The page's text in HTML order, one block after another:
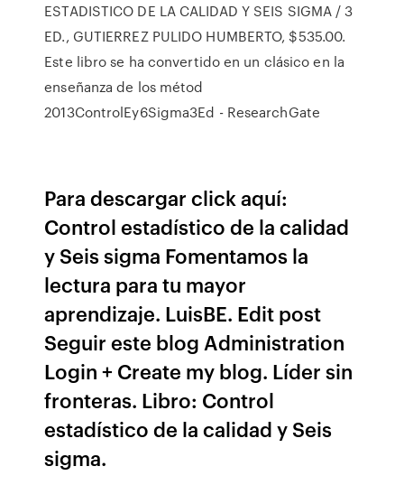
ESTADISTICO DE LA CALIDAD Y SEIS SIGMA / 3
ED., GUTIERREZ PULIDO HUMBERTO, $535.00.
Este libro se ha convertido en un clásico en la
enseñanza de los métod
2013ControlEy6Sigma3Ed - ResearchGate
Para descargar click aquí:
Control estadístico de la calidad
y Seis sigma Fomentamos la
lectura para tu mayor
aprendizaje. LuisBE. Edit post
Seguir este blog Administration
Login + Create my blog. Líder sin
fronteras. Libro: Control
estadístico de la calidad y Seis
sigma.